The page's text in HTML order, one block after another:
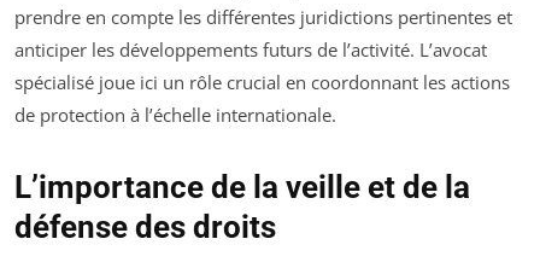
prendre en compte les différentes juridictions pertinentes et
anticiper les développements futurs de l’activité. L’avocat
spécialisé joue ici un rôle crucial en coordonnant les actions
de protection à l’échelle internationale.
L’importance de la veille et de la
défense des droits